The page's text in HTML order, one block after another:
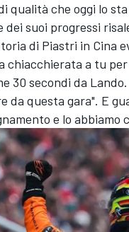
qualità che oggi lo
suoi progressi
di Piastri in Cina
chiacchierata a tu
30 secondi da
da questa gara". E
e lo abbiamo